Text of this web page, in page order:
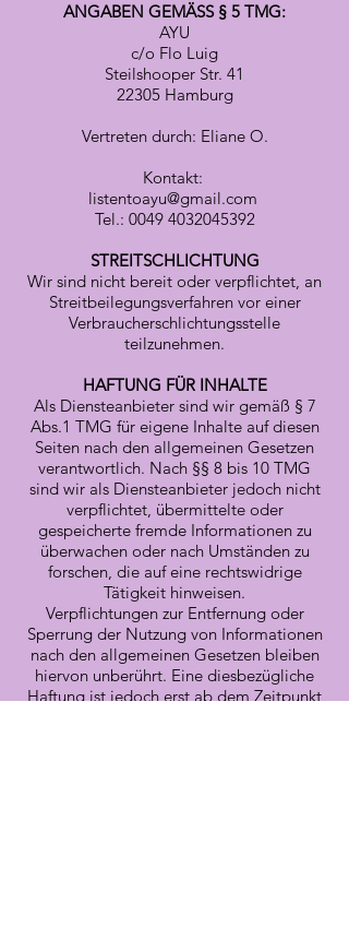
ANGABEN GEMÄSS § 5 TMG:
AYU
c/o Flo Luig
Steilshooper Str. 41
22305 Hamburg
Vertreten durch: Eliane O.
Kontakt:
listentoayu@gmail.com
Tel.: 0049 4032045392
STREITSCHLICHTUNG
Wir sind nicht bereit oder verpflichtet, an
Streitbeilegungsverfahren vor einer
Verbraucherschlichtungsstelle
teilzunehmen.
HAFTUNG FÜR INHALTE
Als Diensteanbieter sind wir gemäß § 7
Abs.1 TMG für eigene Inhalte auf diesen
Seiten nach den allgemeinen Gesetzen
verantwortlich. Nach §§ 8 bis 10 TMG
sind wir als Diensteanbieter jedoch nicht
verpflichtet, übermittelte oder
gespeicherte fremde Informationen zu
überwachen oder nach Umständen zu
forschen, die auf eine rechtswidrige
Tätigkeit hinweisen.
Verpflichtungen zur Entfernung oder
Sperrung der Nutzung von Informationen
nach den allgemeinen Gesetzen bleiben
hiervon unberührt. Eine diesbezügliche
Haftung ist jedoch erst ab dem Zeitpunkt